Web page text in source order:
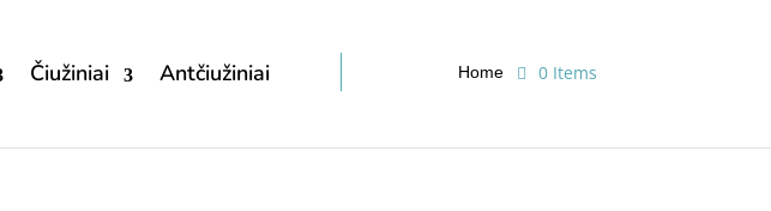
Čiužiniai Antčiužiniai Home 0 Items